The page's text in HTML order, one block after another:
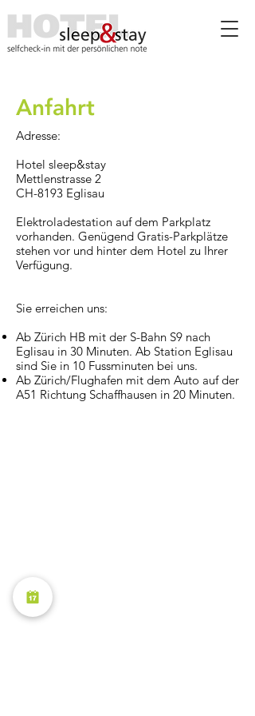
Anfahrt
Adresse:
Hotel sleep&stay
Mettlenstrasse 2
CH-8193 Eglisau
Elektroladestation auf dem Parkplatz
vorhanden. Genügend Gratis-Parkplätze
stehen vor und hinter dem Hotel zu Ihrer
Verfügung.
Sie erreichen uns:
Ab Zürich HB mit der S-Bahn S9 nach
Eglisau in 30 Minuten. Ab Station Eglisau
sind Sie in 10 Fussminuten bei uns.
Ab Zürich/Flughafen mit dem Auto auf der
A51 Richtung Schaffhausen in 20 Minuten.